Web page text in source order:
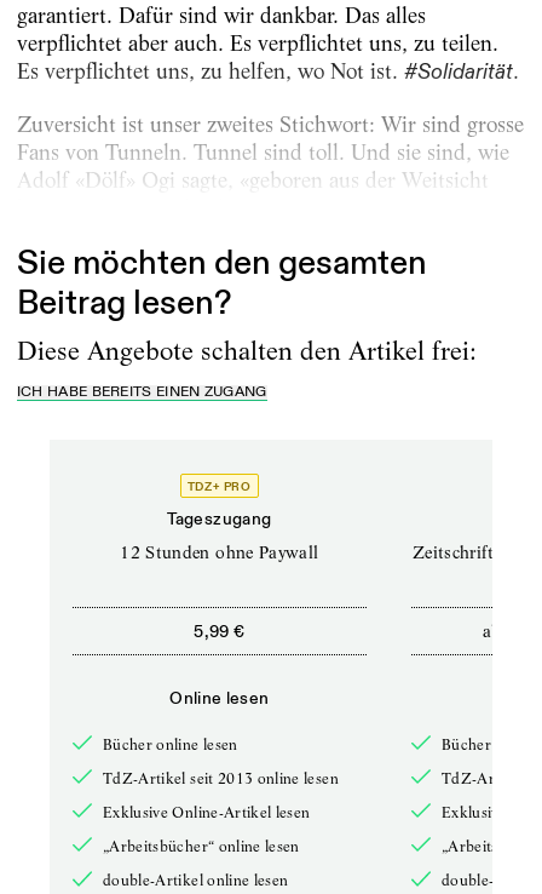
garantiert. Dafür sind wir dankbar. Das alles
verpflichtet aber auch. Es verpflichtet uns, zu teilen.
Es verpflichtet uns, zu helfen, wo Not ist. #Solidarität.
Zuversicht ist unser zweites Stichwort: Wir sind grosse
Fans von Tunneln. Tunnel sind toll. Und sie sind, wie
Adolf «Dölf» Ogi sagte, «geboren aus der Weitsicht
Sie möchten den gesamten
Beitrag lesen?
Diese Angebote schalten den Artikel frei:
ICH HABE BEREITS EINEN ZUGANG
TDZ+ PRO
Tageszugang
12 Stunden ohne Paywall
5,99 €
Online lesen
Bücher online lesen
TdZ-Artikel seit 2013 online lesen
Exklusive Online-Artikel lesen
„Arbeitsbücher“ online lesen
double-Artikel online lesen
Zeitschriften
ab
Bücher online
TdZ-Artikel
Exklusive
double-